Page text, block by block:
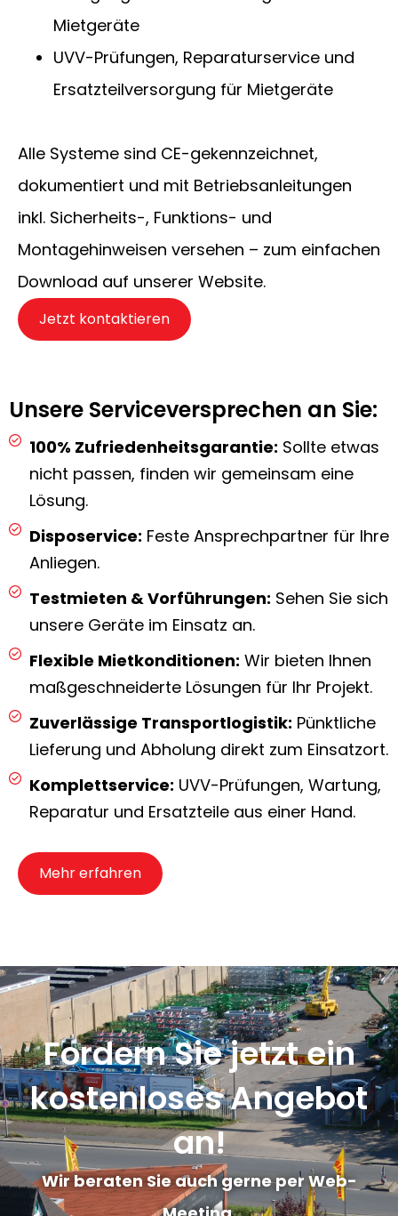
Mietgeräte
UVV-Prüfungen, Reparaturservice und
Ersatzteilversorgung für Mietgeräte
Alle Systeme sind CE-gekennzeichnet,
dokumentiert und mit Betriebsanleitungen
inkl. Sicherheits-, Funktions- und
Montagehinweisen versehen – zum einfachen
Download auf unserer Website.
Jetzt kontaktieren
Unsere Serviceversprechen an Sie:
100% Zufriedenheitsgarantie: Sollte etwas
nicht passen, finden wir gemeinsam eine
Lösung.
Disposervice: Feste Ansprechpartner für Ihre
Anliegen.
Testmieten & Vorführungen: Sehen Sie sich
unsere Geräte im Einsatz an.
Flexible Mietkonditionen: Wir bieten Ihnen
maßgeschneiderte Lösungen für Ihr Projekt.
Zuverlässige Transportlogistik: Pünktliche
Lieferung und Abholung direkt zum Einsatzort.
Komplettservice: UVV-Prüfungen, Wartung,
Reparatur und Ersatzteile aus einer Hand.
Mehr erfahren
Fordern Sie jetzt ein
kostenloses Angebot
an!
Wir beraten Sie auch gerne per Web-